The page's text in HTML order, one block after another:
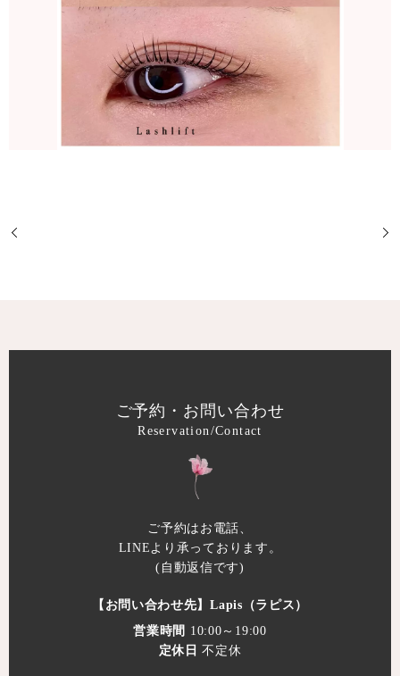
ご予約・お問い合わせ
Reservation/Contact
ご予約はお電話、
LINEより承っております。
(自動返信です)
【お問い合わせ先】Lapis（ラピス）
営業時間 10:00～19:00
定休日 不定休